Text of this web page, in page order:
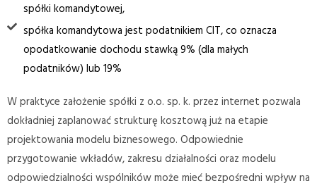
spółki komandytowej,
spółka komandytowa jest podatnikiem CIT, co oznacza
opodatkowanie dochodu stawką 9% (dla małych
podatników) lub 19%
W praktyce założenie spółki z o.o. sp. k. przez internet pozwala
dokładniej zaplanować strukturę kosztową już na etapie
projektowania modelu biznesowego. Odpowiednie
przygotowanie wkładów, zakresu działalności oraz modelu
odpowiedzialności wspólników może mieć bezpośredni wpływ na